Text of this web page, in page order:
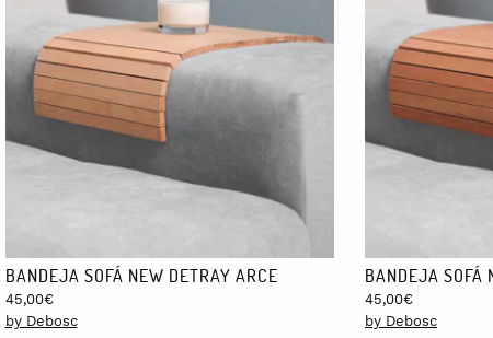
premios Delta, siendo finalista en la edición de 2018.
con un trapo húmedo.
Envíos a Europa 5 euros.
BANDEJA SOFÁ NEW DETRAY ARCE
45,00€
by Debosc
BANDEJA SOFÁ
45,00€
by Debosc